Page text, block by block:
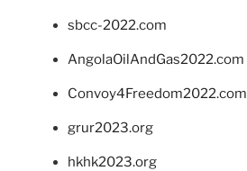
sbcc-2022.com
AngolaOilAndGas2022.com
Convoy4Freedom2022.com
grur2023.org
hkhk2023.org